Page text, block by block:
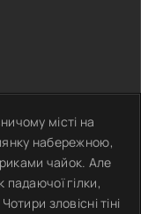
місті на
набережною,
чайок. Але
падаючої гілки,
зловісні тіні